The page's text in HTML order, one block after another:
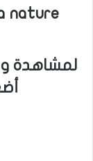
nature
لمشاهدة